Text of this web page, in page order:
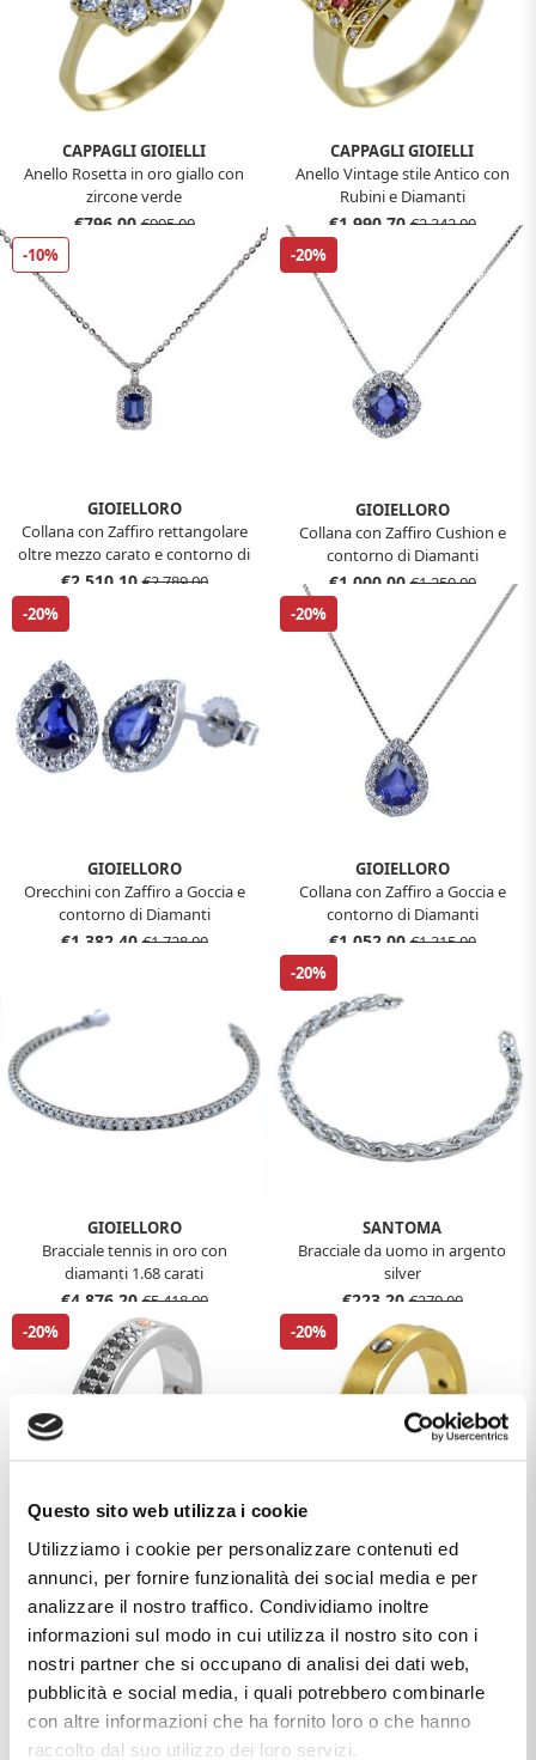
Questo sito web utilizza i cookie
Utilizziamo i cookie per personalizzare contenuti ed
annunci, per fornire funzionalità dei social media e per
analizzare il nostro traffico. Condividiamo inoltre
informazioni sul modo in cui utilizza il nostro sito con i
nostri partner che si occupano di analisi dei dati web,
pubblicità e social media, i quali potrebbero combinarle
con altre informazioni che ha fornito loro o che hanno
raccolto dal suo utilizzo dei loro servizi.
CAPPAGLI GIOIELLI
Anello Rosetta in oro giallo con
zircone verde
€796,00€995,00
CAPPAGLI GIOIELLI
Anello Vintage stile Antico con
Rubini e Diamanti
€1.990,70€2.342,00
-10%
GIOIELLORO
Collana con Zaffiro rettangolare
oltre mezzo carato e contorno di
Diamanti
€2.510,10€2.789,00
-20%
GIOIELLORO
Collana con Zaffiro Cushion e
contorno di Diamanti
€1.000,00€1.250,00
-20%
GIOIELLORO
Orecchini con Zaffiro a Goccia e
contorno di Diamanti
€1.382,40€1.728,00
-20%
GIOIELLORO
Collana con Zaffiro a Goccia e
contorno di Diamanti
€1.052,00€1.315,00
GIOIELLORO
Bracciale tennis in oro con
diamanti 1.68 carati
€4.876,20€5.418,00
-20%
SANTOMA
Bracciale da uomo in argento
silver
€223,20€279,00
-20%
SANTOMA
Anello da uomo in argento con
viti rosa e pietre brillanti neri
€151,20 €189,00
-20%
SANTOMA
Anello da uomo in argento dorato
con viti
€103,20€129,00
-20%
-20%